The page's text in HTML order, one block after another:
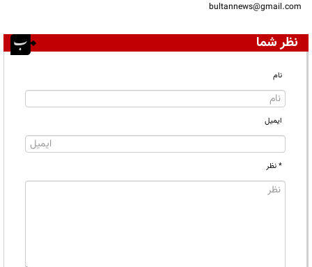
bultannews@gmail.com
نظر شما
نام
ایمیل
* نظر